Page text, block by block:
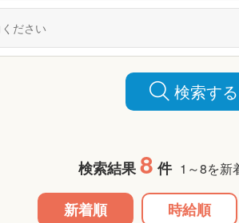
検索する
検索結果 8 件 1～8を新
新着順 時給順